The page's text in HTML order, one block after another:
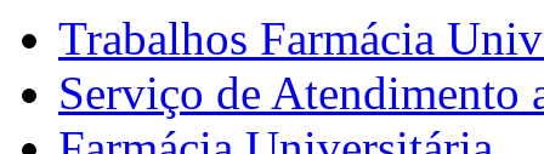
Trabalhos Farmácia
Serviço de Atendimento